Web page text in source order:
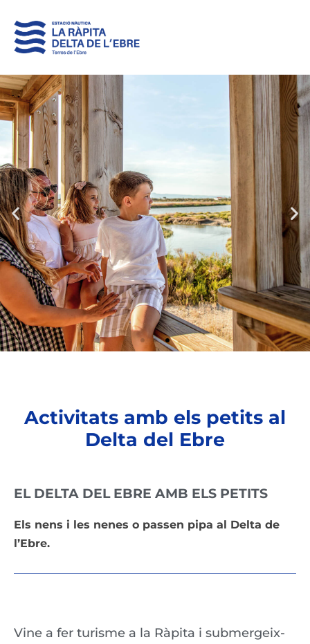
Activitats amb els petits al
Delta del Ebre
EL DELTA DEL EBRE AMB ELS PETITS
Els nens i les nenes o passen pipa al Delta de
l’Ebre.
Vine a fer turisme a la Ràpita i submergeix-